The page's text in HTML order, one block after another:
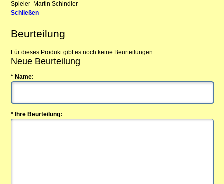
Spieler Martin Schindler
Schließen
Beurteilung
Für dieses Produkt gibt es noch keine Beurteilungen.
Neue Beurteilung
* Name:
* Ihre Beurteilung: